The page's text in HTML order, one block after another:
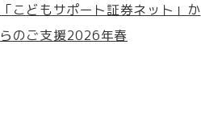
「こどもサポート証券ネット」か
らのご支援2026年春